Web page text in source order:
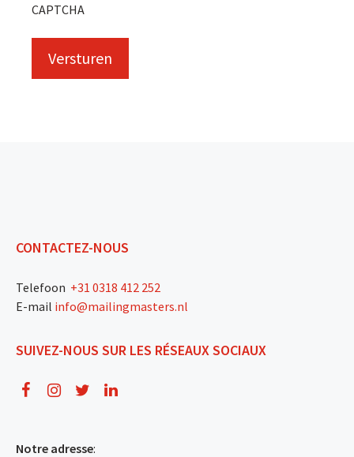
CAPTCHA
CONTACTEZ-NOUS
Telefoon +31 0318 412 252
E-mail info@mailingmasters.nl
SUIVEZ-NOUS SUR LES RÉSEAUX SOCIAUX
Notre adresse: